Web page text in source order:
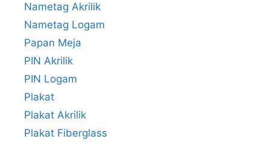
Nametag Akrilik
Nametag Logam
Papan Meja
PIN Akrilik
PIN Logam
Plakat
Plakat Akrilik
Plakat Fiberglass